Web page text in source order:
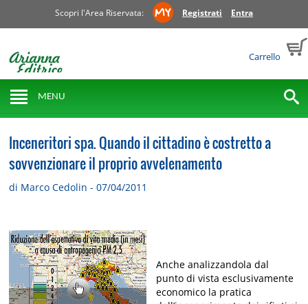
Scopri l'Area Riservata: Registrati Entra
Carrello
MENU
Inceneritori spa. Quando il cittadino è costretto a
sovvenzionare il proprio avvelenamento
di Marco Cedolin - 07/04/2011
Anche analizzandola dal
punto di vista esclusivamente
economico la pratica